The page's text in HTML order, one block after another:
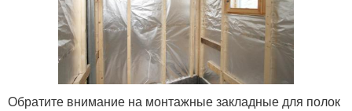
Обратите внимание на монтажные закладные для полок